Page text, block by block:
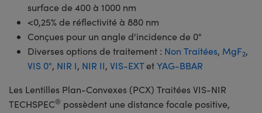
surface de 400 à 1000 nm
<0,25% de réflectivité à 880 nm
Conçues pour un angle d'incidence de 0°
Diverses options de traitement : Non Traitées, MgF2,
VIS 0°, NIR I, NIR II, VIS-EXTetYAG-BBAR
Les Lentilles Plan-Convexes (PCX) Traitées VIS-NIR
TECHSPEC® possèdent une distance focale positive,